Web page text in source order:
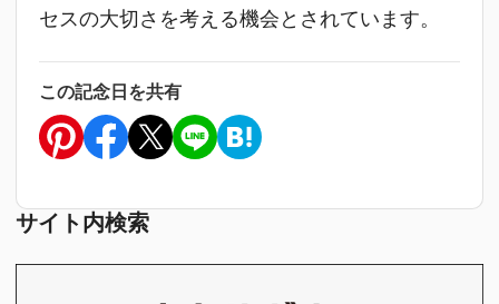
セスの大切さを考える機会とされています。
この記念日を共有
サイト内検索